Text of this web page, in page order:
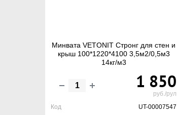
Минвата VETONIT Стронг для стен и
крыш 100*1220*4100 3,5м2/0,5м3
14кг/м3
1 850
руб./рул
Код
UT-00007547